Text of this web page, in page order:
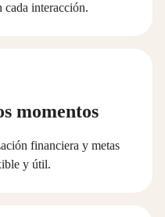
cada interacción.
momentos
financiera y metas
y útil.